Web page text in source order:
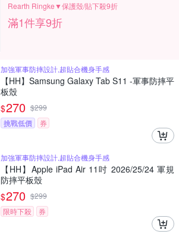
Rearth Ringke▼保護殼/貼下殺9折
滿1件享9折
加強軍事防摔設計,超貼合機身手感
【HH】Samsung Galaxy Tab S11 -軍事防摔平
板殼
$270 $299
挑戰低價
券
加強軍事防摔設計,超貼合機身手感
【HH】Apple iPad Air 11吋 2026/25/24 軍規
防摔平板殼
$270 $299
限時下殺
券